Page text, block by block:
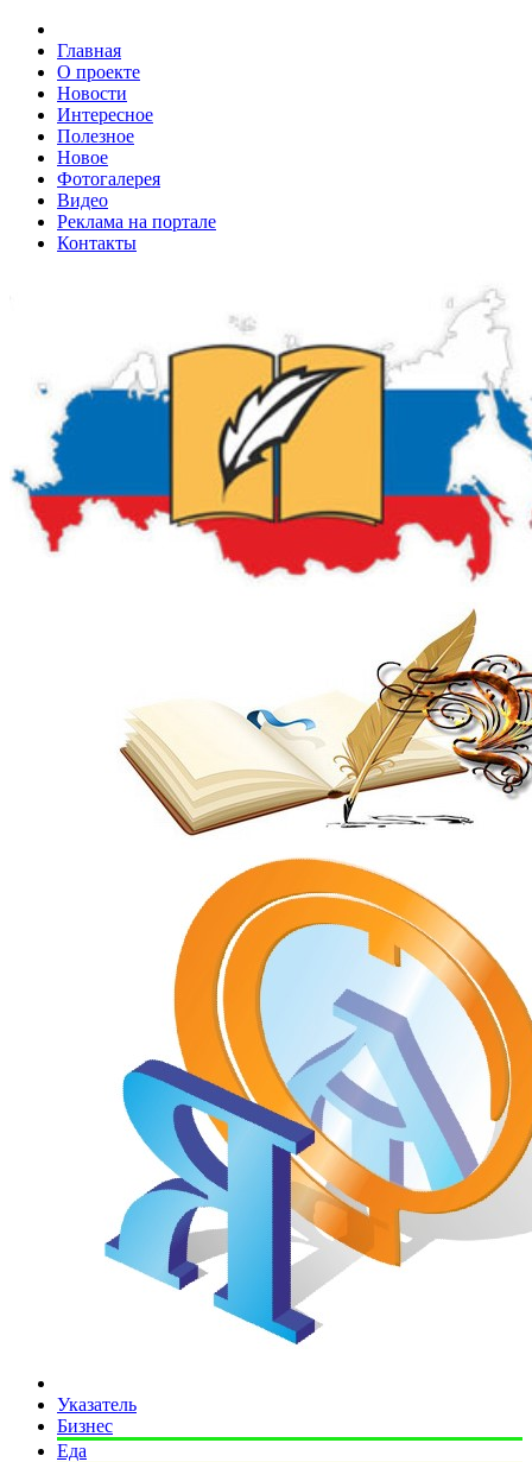
Главная
О проекте
Новости
Интересное
Полезное
Новое
Фотогалерея
Видео
Реклама на портале
Контакты
Указатель
Бизнес
Еда